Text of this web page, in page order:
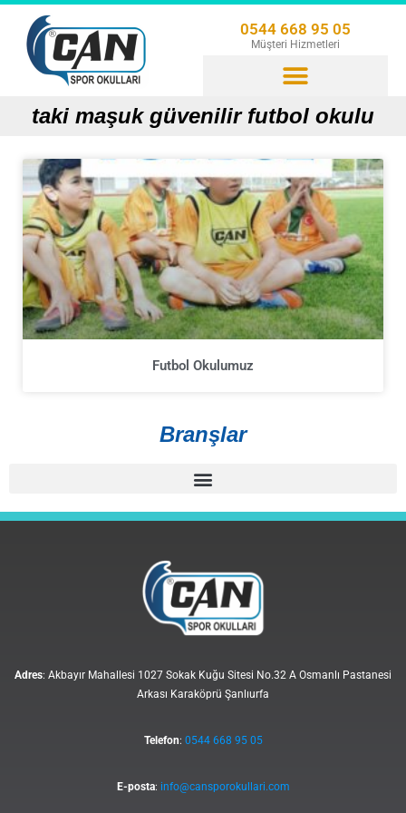
0544 668 95 05
Müşteri Hizmetleri
taki maşuk güvenilir futbol okulu
Futbol Okulumuz
Branşlar
Adres: Akbayır Mahallesi 1027 Sokak Kuğu Sitesi No.32 A Osmanlı Pastanesi
Arkası Karaköprü Şanlıurfa
Telefon: 0544 668 95 05
E-posta: info@cansporokullari.com